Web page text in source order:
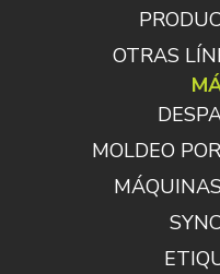
OTRAS
MOLDEO